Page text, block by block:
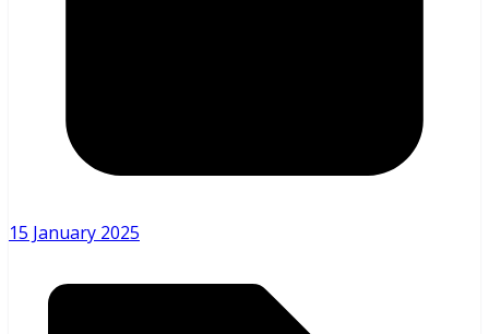
15 January 2025